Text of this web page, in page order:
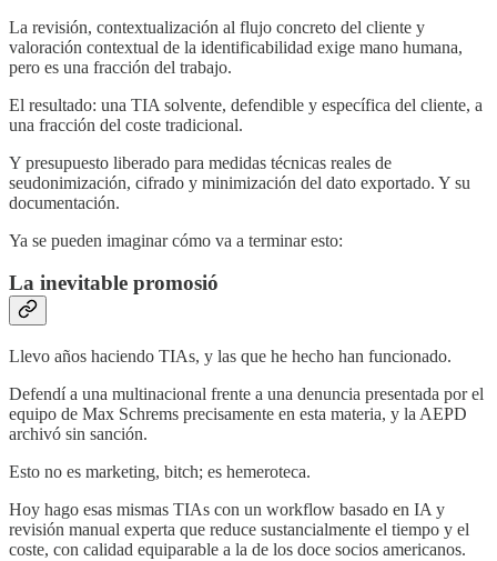
La revisión, contextualización al flujo concreto del cliente y
valoración contextual de la identificabilidad exige mano humana,
pero es una fracción del trabajo.
El resultado: una TIA solvente, defendible y específica del cliente, a
una fracción del coste tradicional.
Y presupuesto liberado para medidas técnicas reales de
seudonimización, cifrado y minimización del dato exportado. Y su
documentación.
Ya se pueden imaginar cómo va a terminar esto:
La inevitable promosió
Llevo años haciendo TIAs, y las que he hecho han funcionado.
Defendí a una multinacional frente a una denuncia presentada por el
equipo de Max Schrems precisamente en esta materia, y la AEPD
archivó sin sanción.
Esto no es marketing, bitch; es hemeroteca.
Hoy hago esas mismas TIAs con un workflow basado en IA y
revisión manual experta que reduce sustancialmente el tiempo y el
coste, con calidad equiparable a la de los doce socios americanos.